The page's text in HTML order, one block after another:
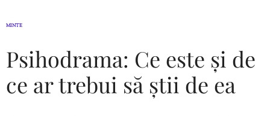
MINTE
Psihodrama: Ce este și de
ce ar trebui să știi de ea